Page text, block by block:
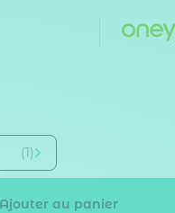
(1)
Ajouter au panier